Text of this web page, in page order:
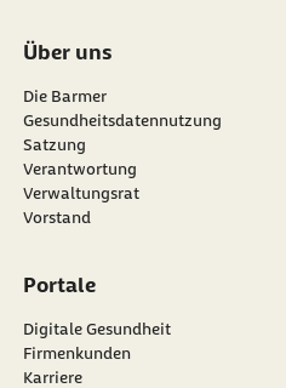
Über uns
Die Barmer
Gesundheitsdatennutzung
Satzung
Verantwortung
Verwaltungsrat
Vorstand
Portale
Digitale Gesundheit
Firmenkunden
Karriere